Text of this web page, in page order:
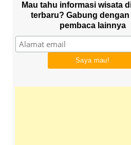
Mau tahu informasi wisata
terbaru? Gabung dengan
pembaca lainnya